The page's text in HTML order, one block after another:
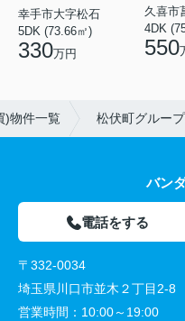
幸手市大字松石
5DK (73.66㎡)
330万円
久喜市
4DK
550
)物件一覧 松伏町グルー
バン
電話をする
〒332-0034
埼玉県川口市並木２丁目2-8
営業時間： 10:00～19:00